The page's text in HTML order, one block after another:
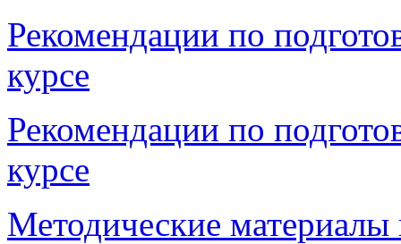
Рекомендации по
курсе
Рекомендации по
курсе
Методические